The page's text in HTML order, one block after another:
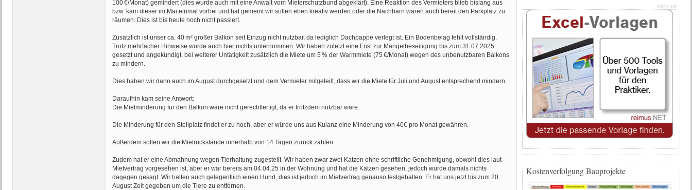
100 €/Monat) gemindert (dies wurde auch mit eine Anwalt vom Mieterschutzbund abgeklärt). Eine Reaktion des Vermieters blieb bislang aus
bzw. kam dieser im Mai einmal vorbei und hat gemeint wir sollen eben kreativ werden oder die Nachbarn wären auch bereit den Parkplatz zu
räumen. Dies ist bis heute noch nicht passiert.
Zusätzlich ist unser ca. 40 m² großer Balkon seit Einzug nicht nutzbar, da lediglich Dachpappe verlegt ist. Ein Bodenbelag fehlt vollständig.
Trotz mehrfacher Hinweise wurde auch hier nichts unternommen. Wir haben zuletzt eine Frist zur Mängelbeseitigung bis zum 31.07.2025
gesetzt und angekündigt, bei weiterer Untätigkeit zusätzlich die Miete um 5 % der Warmmiete (75 €/Monat) wegen des unbenutzbaren Balkons
zu mindern.
Dies haben wir dann auch im August durchgesetzt und dem Vermieter mitgeteilt, dass wir die Miete für Juli und August entsprechend mindern.
Daraufhin kam seine Antwort:
Die Mietminderung für den Balkon wäre nicht gerechtfertigt, da er trotzdem nutzbar wäre.
Die Minderung für den Stellplatz findet er zu hoch, aber er würde uns aus Kulanz eine Minderung von 40€ pro Monat gewähren.
Außerdem sollen wir die Mietrückstände innerhalb von 14 Tagen zurück zahlen.
Zudem hat er eine Abmahnung wegen Tierhaltung zugestellt. Wir haben zwar zwei Katzen ohne schriftliche Genehmigung, obwohl dies laut
Mietvertrag vorgesehen ist, aber er war bereits am 04.04.25 in der Wohnung und hat die Katzen gesehen, jedoch wurde damals nichts
dagegen gesagt. Wir halten auch gelegentlich einen Hund, dies ist jedoch im Mietvertrag genauso festgehalten. Er hat uns jetzt bis zum 20.
August Zeit gegeben um die Tiere zu entfernen.
ANZEIGE
Kostenverfolgung Bauprojekte